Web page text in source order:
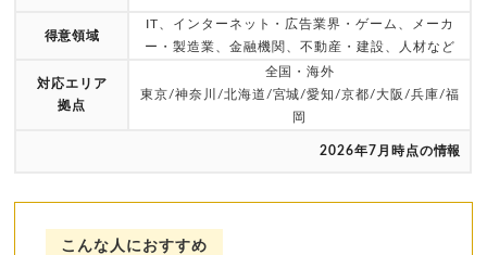
得意領域
IT、インターネット・広告業界・ゲーム、メーカ
ー・製造業、金融機関、不動産・建設、人材など
対応エリア
拠点
全国・海外
東京/神奈川/北海道/宮城/愛知/京都/大阪/兵庫/福
岡
2026年7月時点の情報
こんな人におすすめ